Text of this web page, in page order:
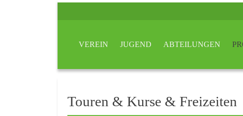
VEREIN JUGEND ABTEILUNGEN
Touren & Kurse & Freizeiten